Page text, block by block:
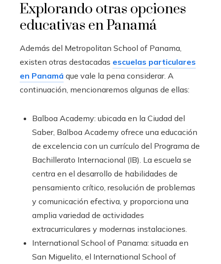
Explorando otras opciones
educativas en Panamá
Además del Metropolitan School of Panama,
existen otras destacadas escuelas particulares
en Panamá que vale la pena considerar. A
continuación, mencionaremos algunas de ellas:
Balboa Academy: ubicada en la Ciudad del
Saber, Balboa Academy ofrece una educación
de excelencia con un currículo del Programa de
Bachillerato Internacional (IB). La escuela se
centra en el desarrollo de habilidades de
pensamiento crítico, resolución de problemas
y comunicación efectiva, y proporciona una
amplia variedad de actividades
extracurriculares y modernas instalaciones.
International School of Panama: situada en
San Miguelito, el International School of